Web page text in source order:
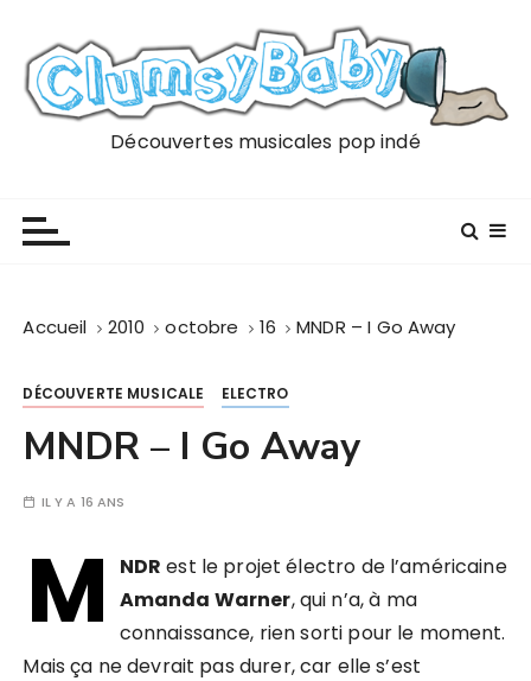
Découvertes musicales pop indé
Accueil 2010 octobre 16 MNDR – I Go Away
DÉCOUVERTE MUSICALE ELECTRO
MNDR – I Go Away
IL Y A 16 ANS
M NDR est le projet électro de l’américaine
Amanda Warner, qui n’a, à ma
connaissance, rien sorti pour le moment.
Mais ça ne devrait pas durer, car elle s’est